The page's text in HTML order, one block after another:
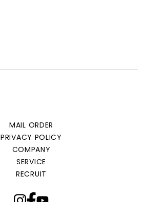
MAIL ORDER
PRIVACY POLICY
COMPANY
SERVICE
RECRUIT